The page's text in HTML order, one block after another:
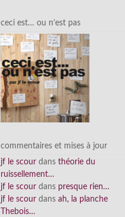
ceci est… ou n’est pas
commentaires et mises à jour
jf le scour dans théorie du
ruissellement…
jf le scour dans presque rien…
jf le scour dans ah, la planche
Thebois…